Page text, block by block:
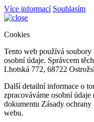
Více informací Souhlasím
Cookies
Tento web používá soubory
osobní údaje. Správcem
Lhotská 772, 68722
Další detailní informace o
zpracováváme osobní
dokumentu Zásady
webu.